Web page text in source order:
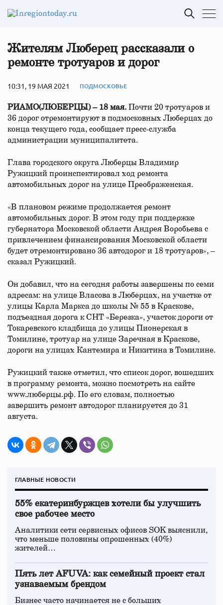
Жителям Люберец рассказали о
ремонте тротуаров и дорог
10:31, 19 МАЯ 2021 ПОДМОСКОВЬЕ
РИАМО(ЛЮБЕРЦЫ) – 18 мая. Почти 20 тротуаров и
36 дорог отремонтируют в подмосковных Люберцах до
конца текущего года, сообщает пресс-служба
администрации муниципалитета.
Глава городского округа Люберцы Владимир
Ружицкий проинспектировал ход ремонта
автомобильных дорог на улице Преображенская.
«В плановом режиме продолжается ремонт
автомобильных дорог. В этом году при поддержке
губернатора Московской области Андрея Воробьева с
привлечением финансирования Московской области
будет отремонтировано 36 автодорог и 18 тротуаров», –
сказал Ружицкий.
Он добавил, что на сегодня работы завершены по семи
адресам: на улице Власова в Люберцах, на участке от
улицы Карла Маркса до школы № 55 в Краскове,
подъездная дорога к СНТ «Березка», участок дороги от
Токаревского кладбища до улицы Пионерская в
Томилине, тротуар на улице Заречная в Краскове,
дороги на улицах Кантемира и Никитина в Томилине.
Ружицкий также отметил, что список дорог, вошедших
в программу ремонта, можно посмотреть на сайте
www.люберцы.рф. По его словам, полностью
завершить ремонт автодорог планируется до 31
августа.
ГЛАВНЫЕ НОВОСТИ
55% екатеринбуржцев хотели бы улучшить
свое рабочее место
Аналитики сети сервисных офисов SOK выяснили,
что меньше половины опрошенных (40%)
жителей…
Пять лет AFUVA: как семейный проект стал
узнаваемым брендом
Бизнес часто начинается не с больших